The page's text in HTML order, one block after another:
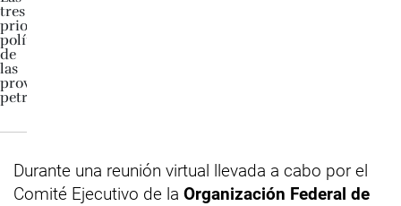
Durante una reunión virtual llevada a cabo por el
Comité Ejecutivo de la Organización Federal de